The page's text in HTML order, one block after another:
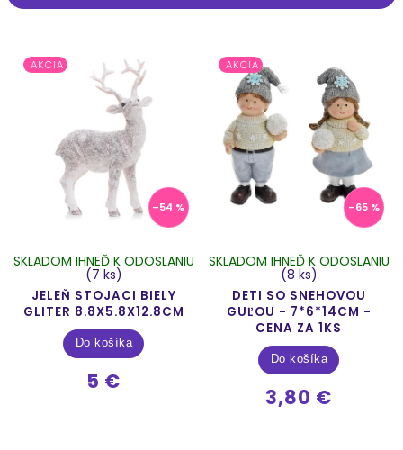
Abecedne
AKCIA
–54 %
JELEŇ STOJACI BIELY
GLITER 8.8X5.8X12.8CM
SKLADOM IHNEĎ K ODOSLANIU
(7 ks)
5 €
Do košíka
AKCIA
–65 %
DETI SO SNEHOVOU
GUĽOU - 7*6*14CM -
CENA ZA 1KS
SKLADOM IHNEĎ K ODOSLANIU
(8 ks)
3,80 €
Do košíka